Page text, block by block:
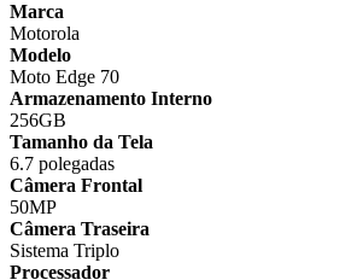
Marca
Motorola
Modelo
Moto Edge 70
Armazenamento Interno
256GB
Tamanho da Tela
6.7 polegadas
Câmera Frontal
50MP
Câmera Traseira
Sistema Triplo
Processador